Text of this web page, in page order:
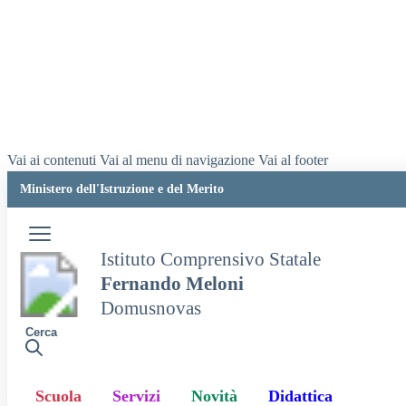
Vai ai contenuti Vai al menu di navigazione Vai al footer
Ministero dell'Istruzione e del Merito
Istituto Comprensivo Statale
Fernando Meloni
Domusnovas
Cerca
Scuola Servizi Novità Didattica